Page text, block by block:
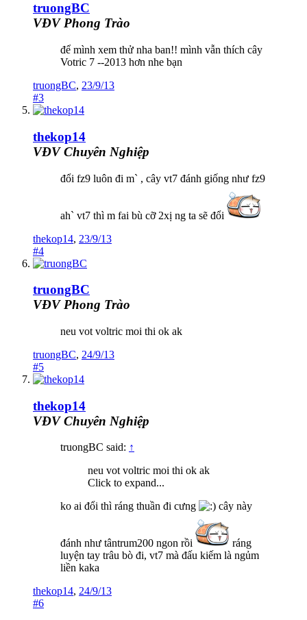
truongBC
VĐV Phong Trào
để mình xem thử nha ban!! mình vẫn thích cây
Votric 7 --2013 hơn nhe bạn
truongBC, 23/9/13
#3
thekop14
VĐV Chuyên Nghiệp
đổi fz9 luôn đi m` , cây vt7 đánh giống như fz9
ah` vt7 thì m fai bù cỡ 2xị ng ta sẽ đổi
thekop14, 23/9/13
#4
truongBC
VĐV Phong Trào
neu vot voltric moi thi ok ak
truongBC, 24/9/13
#5
thekop14
VĐV Chuyên Nghiệp
truongBC said: ↑
neu vot voltric moi thi ok ak
Click to expand...
ko ai đổi thì ráng thuần đi cưng
cây này
đánh như tântrum200 ngon rồi
ráng
luyện tay trâu bò đi, vt7 mà đấu kiếm là ngủm
liền kaka
thekop14, 24/9/13
#6